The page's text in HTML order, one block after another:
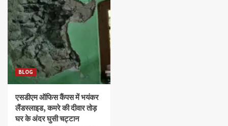
BLOG
एसडीएम ऑफिस कैंपस में भयंकर
लैंडस्लाइड, कमरे की दीवार तोड़
घर के अंदर घुसी चट्टान